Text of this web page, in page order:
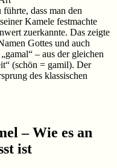
dass man den
Kamele festmachte
zuerkannte. Das zeigte
Gottes und auch
– aus der gleichen
(schön = gamil). Der
des klassischen
– Wie es an
ist